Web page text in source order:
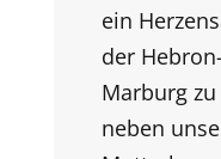
ein
der
Marburg
neben